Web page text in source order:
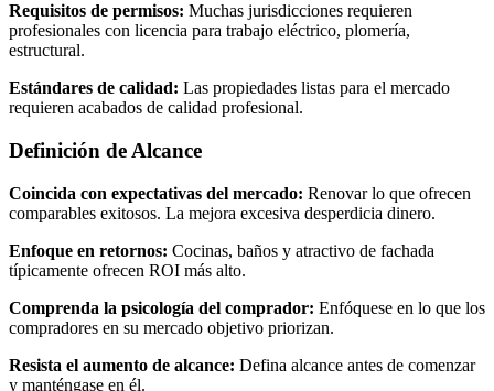
Requisitos de permisos: Muchas jurisdicciones requieren
profesionales con licencia para trabajo eléctrico, plomería,
estructural.
Estándares de calidad: Las propiedades listas para el mercado
requieren acabados de calidad profesional.
Definición de Alcance
Coincida con expectativas del mercado: Renovar lo que ofrecen
comparables exitosos. La mejora excesiva desperdicia dinero.
Enfoque en retornos: Cocinas, baños y atractivo de fachada
típicamente ofrecen ROI más alto.
Comprenda la psicología del comprador: Enfóquese en lo que los
compradores en su mercado objetivo priorizan.
Resista el aumento de alcance: Defina alcance antes de comenzar
y manténgase en él.